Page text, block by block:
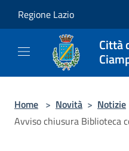
Regione Lazio
Città
Home > Novità > Notizie
Avviso chiusura Biblioteca